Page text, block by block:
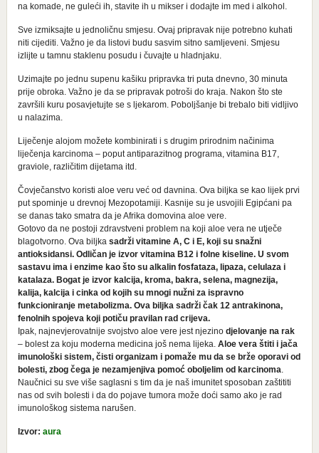
na komade, ne guleći ih, stavite ih u mikser i dodajte im med i alkohol.
Sve izmiksajte u jednoličnu smjesu. Ovaj pripravak nije potrebno kuhati
niti cijediti. Važno je da listovi budu sasvim sitno samljeveni. Smjesu
izlijte u tamnu staklenu posudu i čuvajte u hladnjaku.
Uzimajte po jednu supenu kašiku pripravka tri puta dnevno, 30 minuta
prije obroka. Važno je da se pripravak potroši do kraja. Nakon što ste
završili kuru posavjetujte se s ljekarom. Poboljšanje bi trebalo biti vidljivo
u nalazima.
Liječenje alojom možete kombinirati i s drugim prirodnim načinima
liječenja karcinoma – poput antiparazitnog programa, vitamina B17,
graviole, različitim dijetama itd.
Čovječanstvo koristi aloe veru već od davnina. Ova biljka se kao lijek prvi
put spominje u drevnoj Mezopotamiji. Kasnije su je usvojili Egipćani pa
se danas tako smatra da je Afrika domovina aloe vere.
Gotovo da ne postoji zdravstveni problem na koji aloe vera ne utječe
blagotvorno. Ova biljka sadrži vitamine A, C i E, koji su snažni
antioksidansi. Odličan je izvor vitamina B12 i folne kiseline. U svom
sastavu ima i enzime kao što su alkalin fosfataza, lipaza, celulaza i
katalaza. Bogat je izvor kalcija, kroma, bakra, selena, magnezija,
kalija, kalcija i cinka od kojih su mnogi nužni za ispravno
funkcioniranje metabolizma. Ova biljka sadrži čak 12 antrakinona,
fenolnih spojeva koji potiču pravilan rad crijeva.
Ipak, najnevjerovatnije svojstvo aloe vere jest njezino djelovanje na rak
– bolest za koju moderna medicina još nema lijeka. Aloe vera štiti i jača
imunološki sistem, čisti organizam i pomaže mu da se brže oporavi od
bolesti, zbog čega je nezamjenjiva pomoć oboljelim od karcinoma
Naučnici su sve više saglasni s tim da je naš imunitet sposoban zaštititi
nas od svih bolesti i da do pojave tumora može doći samo ako je rad
imunološkog sistema narušen.
Izvor: aura